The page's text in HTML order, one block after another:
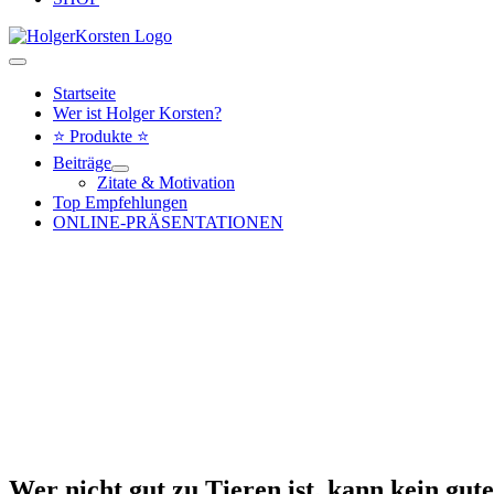
Hauptmenü
Startseite
Wer ist Holger Korsten?
⭐ Produkte ⭐
Beiträge
Zitate & Motivation
Top Empfehlungen
ONLINE-PRÄSENTATIONEN